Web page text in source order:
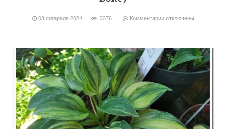
03 февраля 2024 3376 Комментарииотключены